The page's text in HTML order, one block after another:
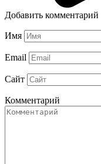
Добавить комментарий
Имя
Email
Сайт
Комментарий